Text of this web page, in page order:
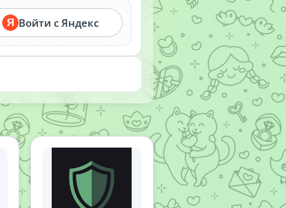
Я Войти с Яндекс